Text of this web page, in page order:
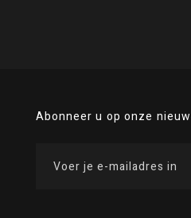
Abonneer u op onze